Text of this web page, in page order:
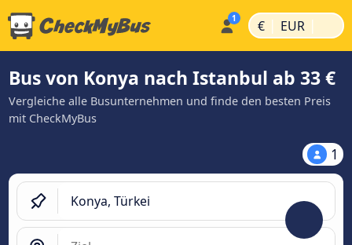
€ | EUR |
Bus von Konya nach Istanbul ab 33 €
Vergleiche alle Busunternehmen und finde den besten Preis
mit CheckMyBus
1